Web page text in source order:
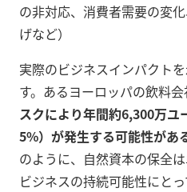
の非対応、消費者需要の変
げなど）
実際のビジネスインパクト
す。あるヨーロッパの飲料会
スクにより年間約6,300万ユ
5%）が発生する可能性があ
のように、自然資本の保全
ビジネスの持続可能性にと